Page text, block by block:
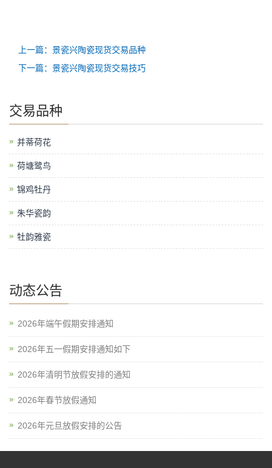
上一篇：景瓷兴陶瓷现货交易品种
下一篇：景瓷兴陶瓷现货交易技巧
交易品种
并蒂荷花
荷塘鹭鸟
锦鸡牡丹
朱华瓷韵
牡韵雅瓷
动态公告
2026年端午假期安排通知
2026年五一假期安排通知如下
2026年清明节放假安排的通知
2026年春节放假通知
2026年元旦放假安排的公告